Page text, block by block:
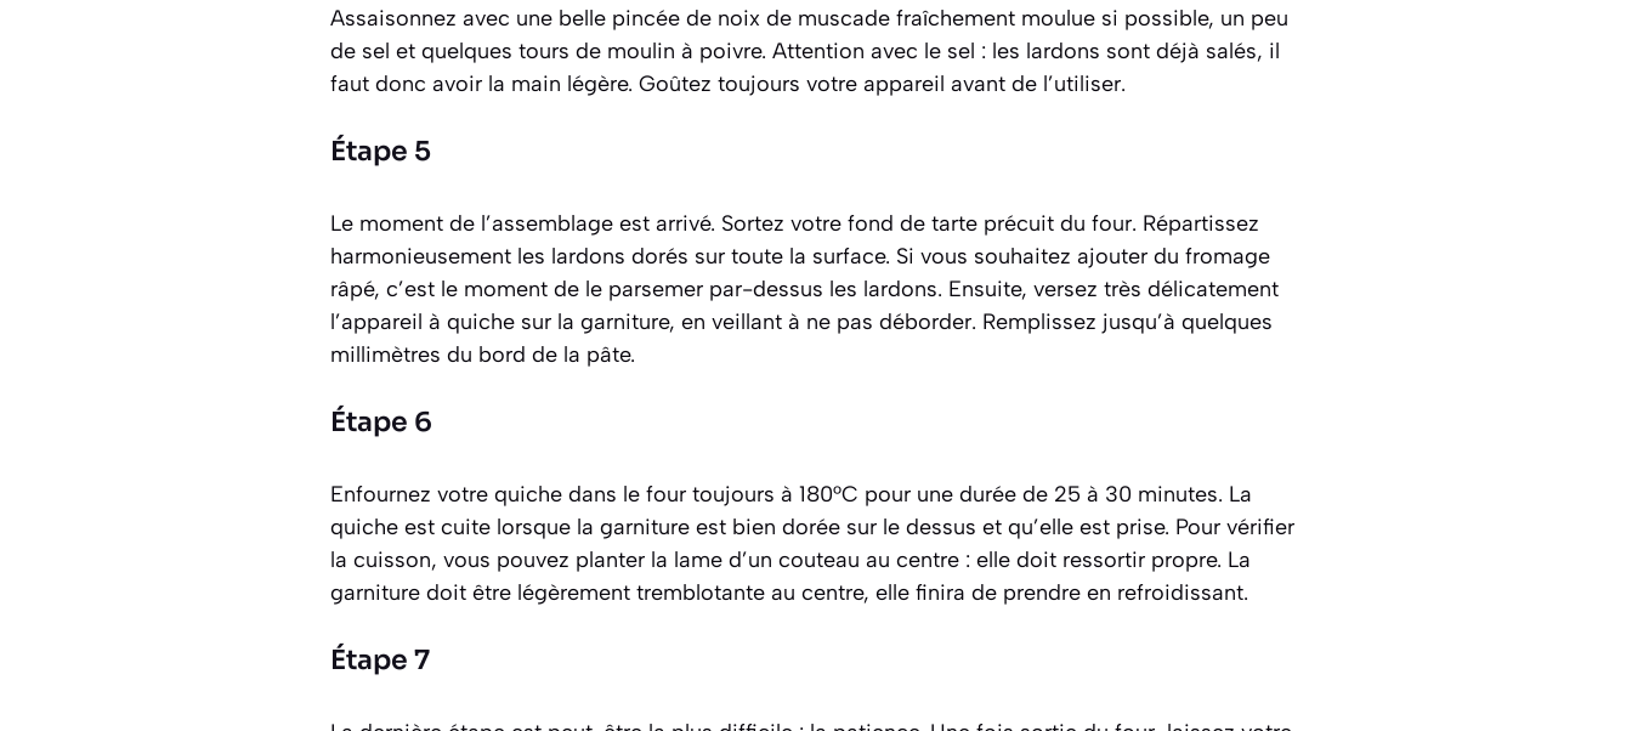
Assaisonnez avec une belle pincée de noix de muscade fraîchement moulue si possible, un peu
de sel et quelques tours de moulin à poivre. Attention avec le sel : les lardons sont déjà salés, il
faut donc avoir la main légère. Goûtez toujours votre appareil avant de l’utiliser.
Étape 5
Le moment de l’assemblage est arrivé. Sortez votre fond de tarte précuit du four. Répartissez
harmonieusement les lardons dorés sur toute la surface. Si vous souhaitez ajouter du fromage
râpé, c’est le moment de le parsemer par-dessus les lardons. Ensuite, versez très délicatement
l’appareil à quiche sur la garniture, en veillant à ne pas déborder. Remplissez jusqu’à quelques
millimètres du bord de la pâte.
Étape 6
Enfournez votre quiche dans le four toujours à 180°C pour une durée de 25 à 30 minutes. La
quiche est cuite lorsque la garniture est bien dorée sur le dessus et qu’elle est prise. Pour vérifier
la cuisson, vous pouvez planter la lame d’un couteau au centre : elle doit ressortir propre. La
garniture doit être légèrement tremblotante au centre, elle finira de prendre en refroidissant.
Étape 7